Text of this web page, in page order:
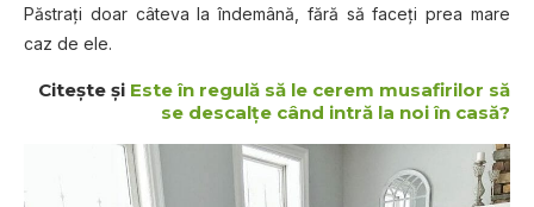
Păstraţi doar câteva la îndemână, fără să faceţi prea mare
caz de ele.
Citeşte şi Este în regulă să le cerem musafirilor să
se descalţe când intră la noi în casă?